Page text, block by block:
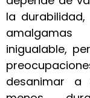
la
inigualable,
desanimar a